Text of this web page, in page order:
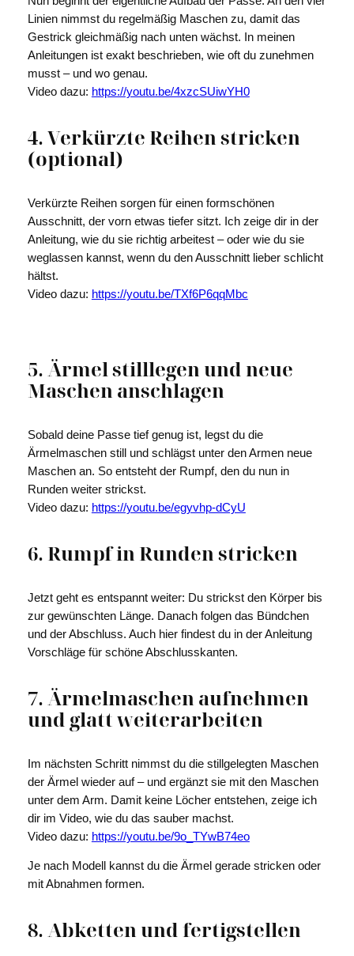
Linien nimmst du regelmäßig Maschen zu, damit das
Gestrick gleichmäßig nach unten wächst. In meinen
Anleitungen ist exakt beschrieben, wie oft du zunehmen
musst – und wo genau.
Video dazu: https://youtu.be/4xzcSUiwYH0
4. Verkürzte Reihen stricken
(optional)
Verkürzte Reihen sorgen für einen formschönen
Ausschnitt, der vorn etwas tiefer sitzt. Ich zeige dir in der
Anleitung, wie du sie richtig arbeitest – oder wie du sie
weglassen kannst, wenn du den Ausschnitt lieber schlicht
hältst.
Video dazu: https://youtu.be/TXf6P6qqMbc
5. Ärmel stilllegen und neue
Maschen anschlagen
Sobald deine Passe tief genug ist, legst du die
Ärmelmaschen still und schlägst unter den Armen neue
Maschen an. So entsteht der Rumpf, den du nun in
Runden weiter strickst.
Video dazu: https://youtu.be/egyvhp-dCyU
6. Rumpf in Runden stricken
Jetzt geht es entspannt weiter: Du strickst den Körper bis
zur gewünschten Länge. Danach folgen das Bündchen
und der Abschluss. Auch hier findest du in der Anleitung
Vorschläge für schöne Abschlusskanten.
7. Ärmelmaschen aufnehmen
und glatt weiterarbeiten
Im nächsten Schritt nimmst du die stillgelegten Maschen
der Ärmel wieder auf – und ergänzt sie mit den Maschen
unter dem Arm. Damit keine Löcher entstehen, zeige ich
dir im Video, wie du das sauber machst.
Video dazu: https://youtu.be/9o_TYwB74eo
Je nach Modell kannst du die Ärmel gerade stricken oder
mit Abnahmen formen.
8. Abketten und fertigstellen